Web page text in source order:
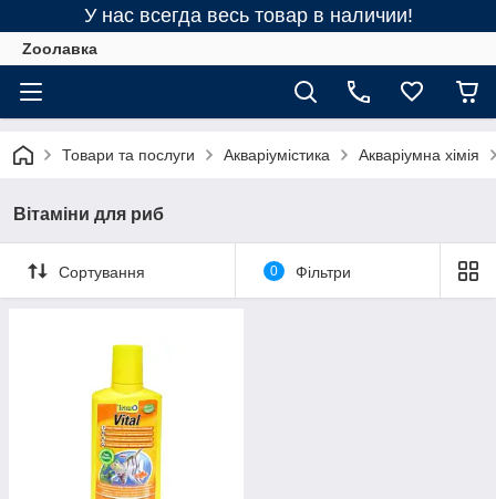
У нас всегда весь товар в наличии!
Zooлавка
Товари та послуги Акваріумістика Акваріумна хімія
Вітаміни для риб
Сортування 0 Фільтри